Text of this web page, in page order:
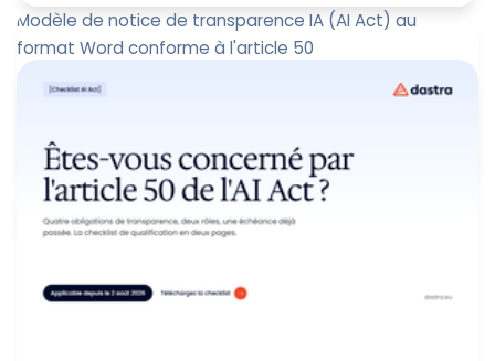
Modèle de notice de transparence IA (AI Act) au
format Word conforme à l'article 50
Depuis le 2 août 2026, l'article 50 du règlement
des obligation...
Paul-Emmanuel Bidault
6 août 2026